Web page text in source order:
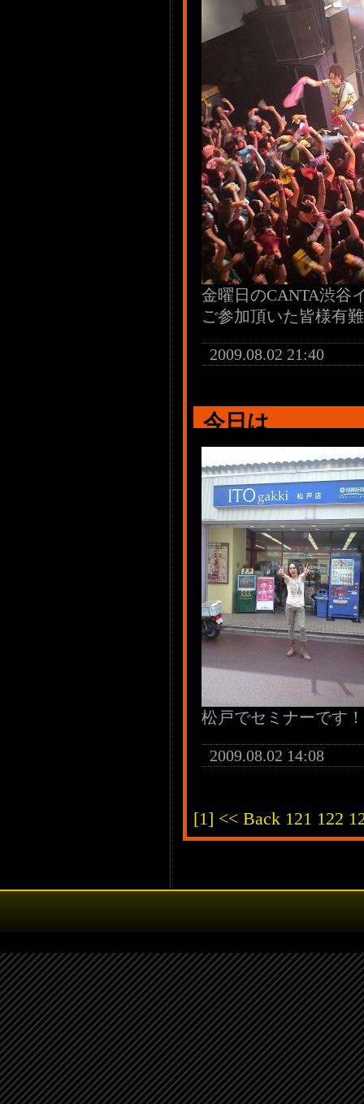
金曜日のCANTA渋谷
ご参加頂いた皆様有
2009.08.02 21:40
今日は
松戸でセミナーです！
2009.08.02 14:08
[1] << Back 121 122